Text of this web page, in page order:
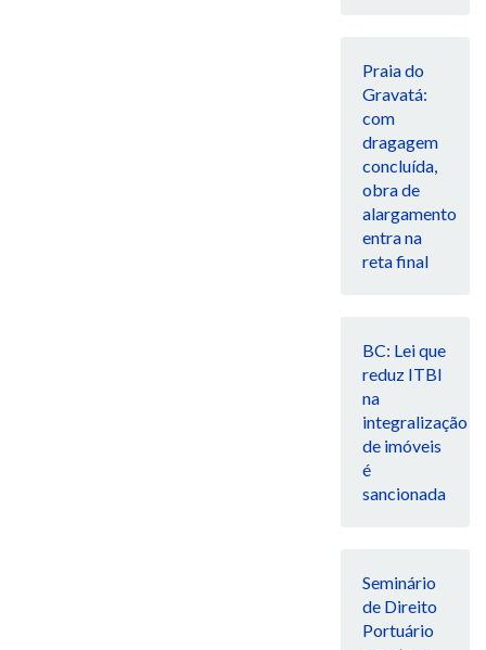
Praia do
Gravatá:
com
dragagem
concluída,
obra de
alargamento
entra na
reta final
BC: Lei que
reduz ITBI
na
integralização
de imóveis
é
sancionada
Seminário
de Direito
Portuário